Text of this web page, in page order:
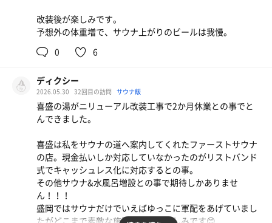
改装後が楽しみです。
予想外の体重増で、サウナ上がりのビールは我慢。
0
6
ディクシー
2026.05.30 32回目の訪問 サウナ飯
喜盛の湯がニリューアル改装工事で2か月休業との事でと
んできました。
喜盛は私をサウナの道へ案内してくれたファーストサウナ
の店。現金払いしか対応していなかったのがリストバンド
式でキャッシュレス化に対応するとの事。
その他サウナ&水風呂増設との事で期待しかありませ
ん！！！
盛岡ではサウナだけでいえばゆっこに軍配をあげていまし
たがどこまで素敵な施設になるか楽しみです😊